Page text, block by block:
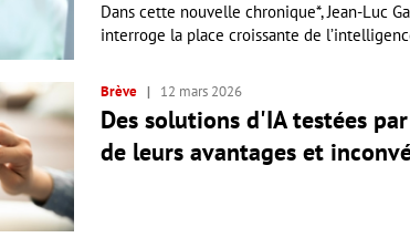
Dans cette nouvelle chronique*, Jean-Luc
interroge la place croissante de
Brève 12 mars 2026
Des solutions d'IA testées
de leurs avantages et